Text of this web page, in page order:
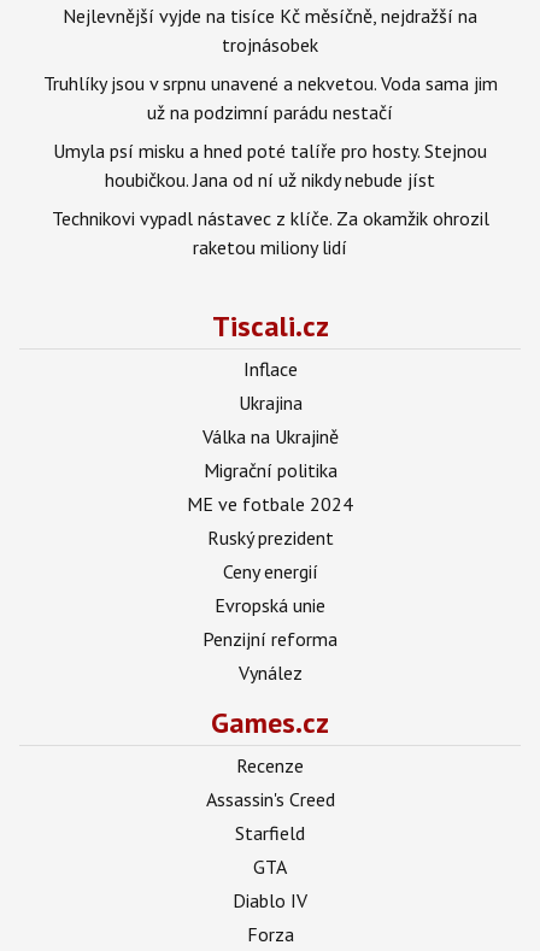
Nejlevnější vyjde na tisíce Kč měsíčně, nejdražší na
trojnásobek
Truhlíky jsou v srpnu unavené a nekvetou. Voda sama jim
už na podzimní parádu nestačí
Umyla psí misku a hned poté talíře pro hosty. Stejnou
houbičkou. Jana od ní už nikdy nebude jíst
Technikovi vypadl nástavec z klíče. Za okamžik ohrozil
raketou miliony lidí
Tiscali.cz
Inflace
Ukrajina
Válka na Ukrajině
Migrační politika
ME ve fotbale 2024
Ruský prezident
Ceny energií
Evropská unie
Penzijní reforma
Vynález
Games.cz
Recenze
Assassin's Creed
Starfield
GTA
Diablo IV
Forza